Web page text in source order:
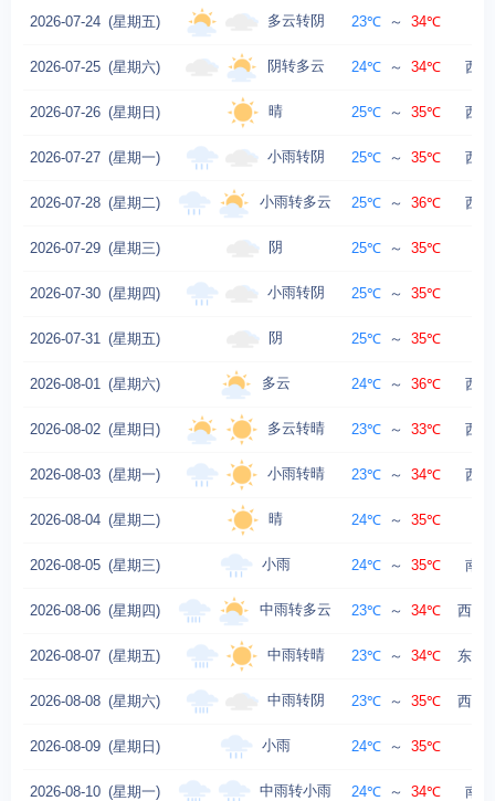
2026-07-24 (星期五) 多云转阴 23℃ ～ 34℃
2026-07-25 (星期六) 阴转多云 24℃ ～ 34℃ 西
2026-07-26 (星期日) 晴 25℃ ～ 35℃ 西
2026-07-27 (星期一) 小雨转阴 25℃ ～ 35℃ 西
2026-07-28 (星期二) 小雨转多云 25℃ ～ 36℃ 西
2026-07-29 (星期三) 阴 25℃ ～ 35℃
2026-07-30 (星期四) 小雨转阴 25℃ ～ 35℃
2026-07-31 (星期五) 阴 25℃ ～ 35℃
2026-08-01 (星期六) 多云 24℃ ～ 36℃ 西
2026-08-02 (星期日) 多云转晴 23℃ ～ 33℃ 西
2026-08-03 (星期一) 小雨转晴 23℃ ～ 34℃ 西
2026-08-04 (星期二) 晴 24℃ ～ 35℃
2026-08-05 (星期三) 小雨 24℃ ～ 35℃ 南
2026-08-06 (星期四) 中雨转多云 23℃ ～ 34℃ 西南
2026-08-07 (星期五) 中雨转晴 23℃ ～ 34℃ 东南
2026-08-08 (星期六) 中雨转阴 23℃ ～ 35℃ 西南
2026-08-09 (星期日) 小雨 24℃ ～ 35℃
2026-08-10 (星期一) 中雨转小雨 24℃ ～ 34℃ 南